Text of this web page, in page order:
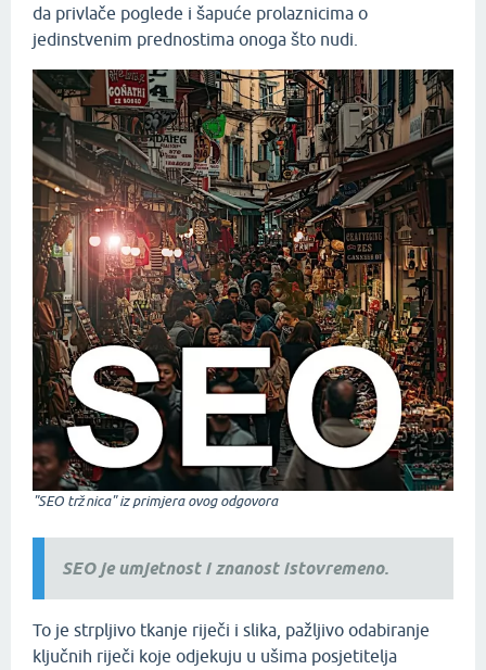
da privlače poglede i šapuće prolaznicima o
jedinstvenim prednostima onoga što nudi.
"SEO tržnica" iz primjera ovog odgovora
SEO je umjetnost i znanost istovremeno.
To je strpljivo tkanje riječi i slika, pažljivo odabiranje
ključnih riječi koje odjekuju u ušima posjetitelja